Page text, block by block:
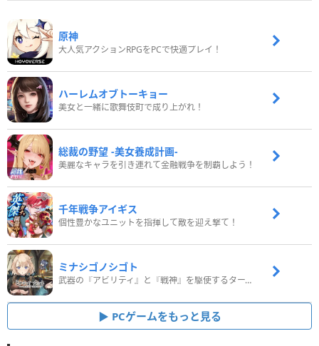
原神
大人気アクションRPGをPCで快適プレイ！
ハーレムオブトーキョー
美女と一緒に歌舞伎町で成り上がれ！
総裁の野望 -美女養成計画-
美麗なキャラを引き連れて金融戦争を制覇しよう！
千年戦争アイギス
個性豊かなユニットを指揮して敵を迎え撃て！
ミナシゴノシゴト
武器の『アビリティ』と『戦神』を駆使するターン制コマンドバトルRPG！
PCゲームをもっと見る